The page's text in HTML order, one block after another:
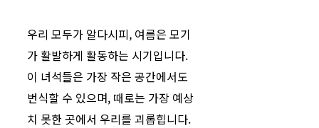
우리 모두가 알다시피, 여름은 모기
가 활발하게 활동하는 시기입니다.
이 녀석들은 가장 작은 공간에서도
번식할 수 있으며, 때로는 가장 예상
치 못한 곳에서 우리를 괴롭힙니다.